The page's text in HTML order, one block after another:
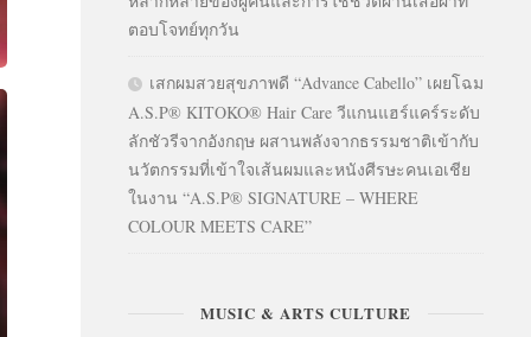
ตอบโจทย์ทุกวัน
เสกผมสวยสุขภาพดี “Advance Cabello” เผยโฉม
A.S.P® KITOKO® Hair Care วีแกนแฮร์แคร์ระดับ
ลักชัวรีจากอังกฤษ ผสานพลังจากธรรมชาติเข้ากับ
นวัตกรรมที่เข้าใจเส้นผมและหนังศีรษะคนเอเชีย
ในงาน “A.S.P® SIGNATURE – WHERE
COLOUR MEETS CARE”
MUSIC & ARTS CULTURE